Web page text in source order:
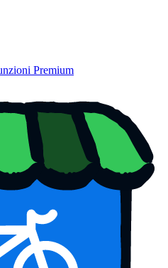
Premium